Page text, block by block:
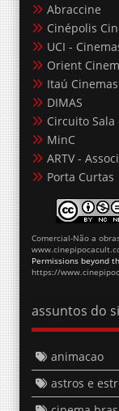
Abraccine
Cinépolis
UCI -
Orient
Itaú Cinemas
DIMAS
Circuito Sala
MinC
ARTV -
Porta Curtas
Comercial-Não a
Permissions beyond
https://
assuntos do
animacao
astros e